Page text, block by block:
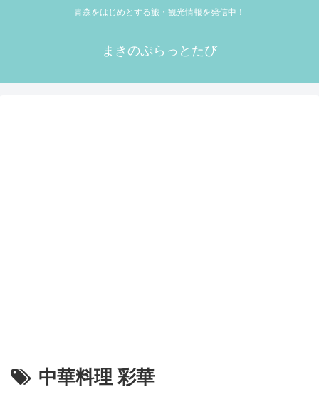
青森をはじめとする旅・観光情報を発信中！
まきのぷらっとたび
中華料理 彩華